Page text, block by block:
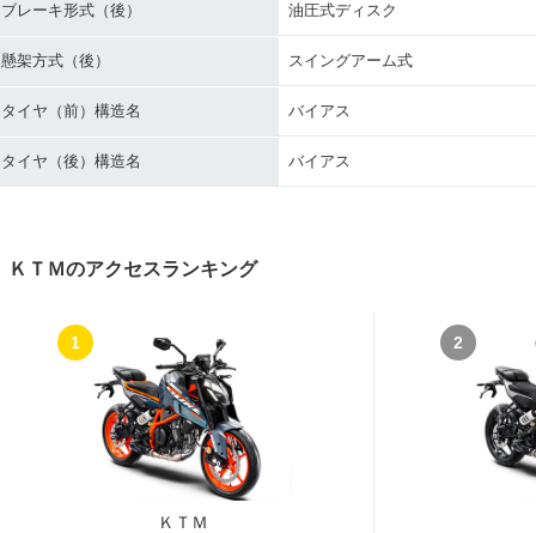
ブレーキ形式（後） 油圧式ディスク
懸架方式（後） スイングアーム式
タイヤ（前）構造名 バイアス
タイヤ（後）構造名 バイアス
ＫＴＭのアクセスランキング
1
ＫＴＭ
2